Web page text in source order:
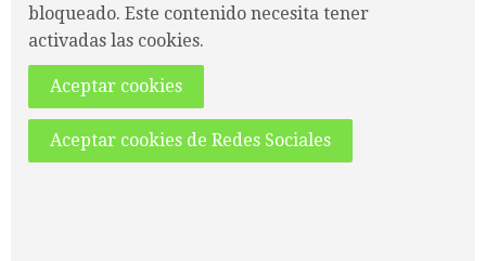
bloqueado. Este contenido necesita tener
activadas las cookies.
Aceptar cookies
Aceptar cookies de Redes Sociales